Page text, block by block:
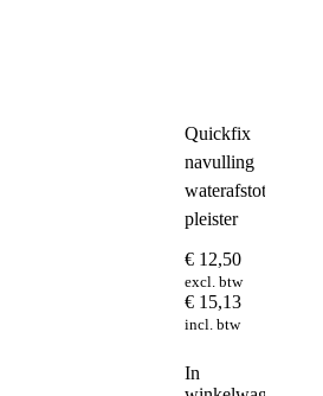
Quickfix
navulling
waterafstotende
pleister
€ 12,50
excl. btw
€ 15,13
incl. btw
In